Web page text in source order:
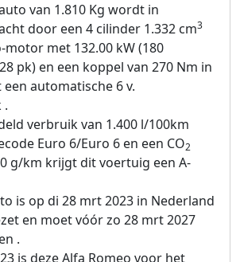
van 1.810 Kg wordt in
door een 4 cilinder 1.332 cm3
met 132.00 kW (180
pk) en een koppel van 270 Nm in
automatische 6 v.
.
verbruik van 1.400 l/100km
Euro 6/Euro 6 en een CO2
g/km krijgt dit voertuig een A-
is op di 28 mrt 2023 in Nederland
en moet vóór zo 28 mrt 2027
.
is deze Alfa Romeo voor het